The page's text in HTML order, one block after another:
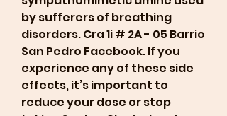
by sufferers of breathing
disorders. Cra 1i # 2A - 05 Barrio
San Pedro Facebook. If you
experience any of these side
effects, it’s important to
reduce your dose or stop